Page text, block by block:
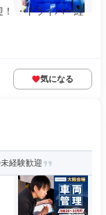
・ドライバー経
気になる
経験歓迎